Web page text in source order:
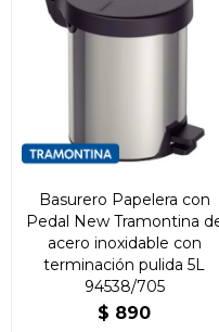
Basurero Papelera con
Pedal New Tramontina
acero inoxidable con
terminación pulida 5L
94538/705
$ 890